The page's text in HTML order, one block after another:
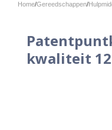
Home/Gereedschappen/
kwaliteit 12